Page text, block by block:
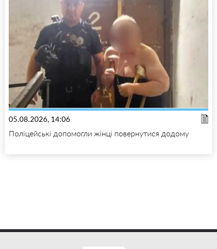
05.08.2026, 14:06
Поліцейські допомогли жінці повернутися додому